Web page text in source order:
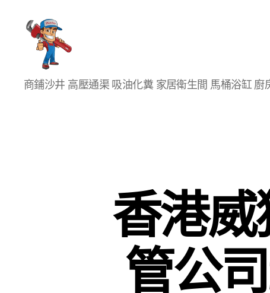
香
港
商鋪沙井 高壓通渠 吸油化糞 家居衛生間 馬桶浴缸 廚
香港
管公